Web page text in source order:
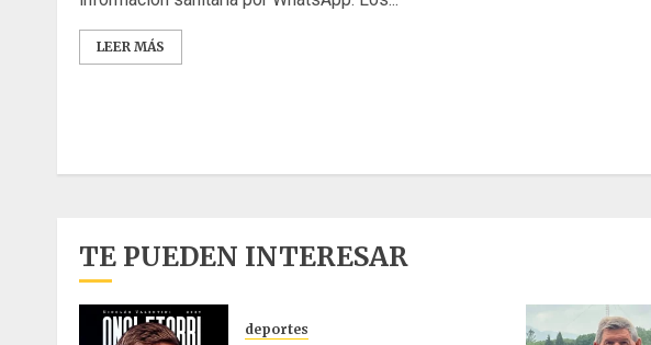
LEER MÁS
TE PUEDEN INTERESAR
deportes